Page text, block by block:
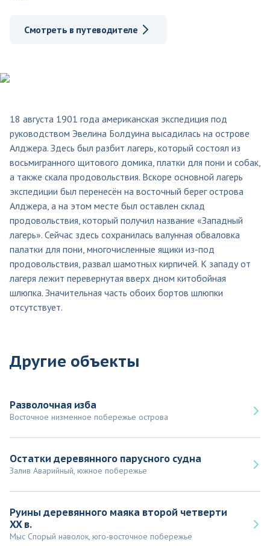
Смотреть в путеводителе
18 августа 1901 года американская экспедиция под
руководством Эвелина Болдуина высадилась на острове
Алджера. Здесь был разбит лагерь, который состоял из
восьмигранного щитового домика, платки для пони и собак,
а также скала продовольствия. Вскоре основной лагерь
экспедиции был перенесён на восточный берег острова
Алджера, а на этом месте был оставлен склад
продовольствия, который получил название «Западный
лагерь». Сейчас здесь сохранилась валунная обваловка
палатки для пони, многочисленные ящики из-под
продовольствия, развал шамотных кирпичей. К западу от
лагеря лежит перевернутая вверх дном китобойная
шлюпка. Значительная часть обоих бортов шлюпки
отсутствует.
Другие объекты
Разволочная изба
Восточное низменное побережье острова
Остатки деревянного парусного судна
Залив Аварийный, южное побережье
Руины деревянного маяка второй четверти
XX в.
Мыс Спорый наволок, юго-восточное побережье